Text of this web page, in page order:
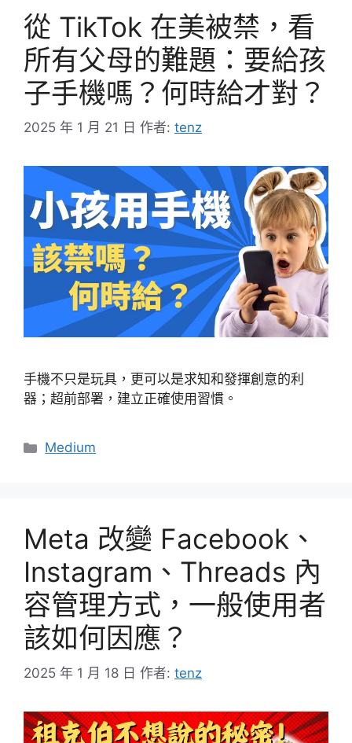
從 TikTok 在美被禁，看
所有父母的難題：要給孩
子手機嗎？何時給才對？
2025 年 1 月 21 日 作者: tenz
手機不只是玩具，更可以是求知和發揮創意的利
器；超前部署，建立正確使用習慣。
分
Medium
Meta 改變 Facebook、
Instagram、Threads 內
容管理方式，一般使用者
該如何因應？
2025 年 1 月 18 日 作者: tenz